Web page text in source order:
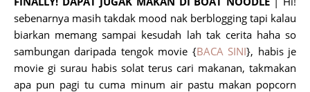
sebenarnya masih takdak mood nak berblogging tapi kalau
biarkan memang sampai kesudah lah tak cerita haha so
sambungan daripada tengok movie {BACA SINI}, habis je
movie gi surau habis solat terus cari makanan, takmakan
apa pun pagi tu cuma minum air pastu makan popcorn